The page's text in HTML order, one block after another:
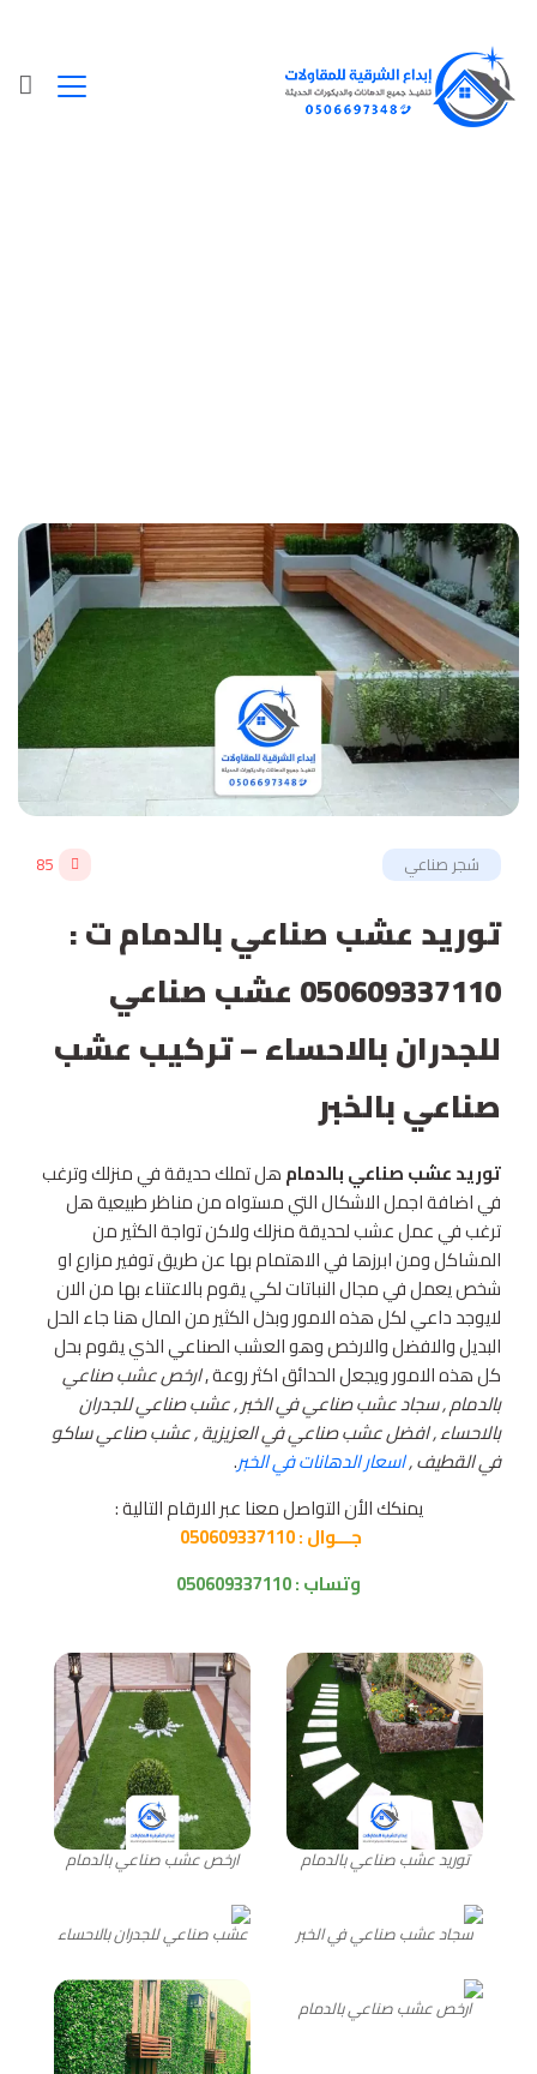
شجر صناعي 85
توريد عشب صناعي بالدمام ت :
050609337110 عشب صناعي
للجدران بالاحساء – تركيب عشب
صناعي بالخبر
توريد عشب صناعي بالدمامهل تملك حديقة في منزلك وترغب
في اضافة اجمل الاشكال التي مستواه من مناظر طبيعية هل
ترغب في عمل عشب لحديقة منزلك ولاكن تواجة الكثير من
المشاكل ومن ابرزها في الاهتمام بها عن طريق توفير مزارع او
شخص يعمل في مجال النباتات لكي يقوم بالاعتناء بها من الان
لايوجد داعي لكل هذه الامور وبذل الكثير من المال هنا جاء الحل
البديل والافضل والارخص وهو العشب الصناعي الذي يقوم بحل
كل هذه الامور ويجعل الحدائق اكثر روعة ,ارخص عشب صناعي
بالدمام , سجاد عشب صناعي في الخبر , عشب صناعي للجدران
بالاحساء , افضل عشب صناعي في العزيزية , عشب صناعي ساكو
في القطيف ,اسعار الدهانات في الخبر.
يمنكك الأن التواصل معنا عبر الارقام التالية :
جـــوال :050609337110
وتساب :050609337110
توريد عشب صناعي بالدمام ارخص عشب صناعي بالدمام
سجاد عشب صناعي في الخبر عشب صناعي للجدران بالاحساء
ارخص عشب صناعي بالدمام